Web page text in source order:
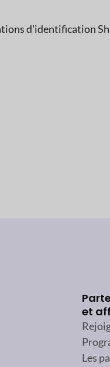
d'identification
et
Les